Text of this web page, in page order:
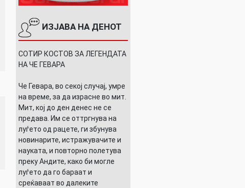
ИЗЈАВА НА ДЕНОТ
СОТИР КОСТОВ ЗА ЛЕГЕНДАТА
НА ЧЕ ГЕВАРА
Че Гевара, во секој случај, умре
на време, за да израсне во мит.
Мит, кој до ден денес не се
предава. Им се оттргнува на
луѓето од рацете, ги збунува
новинарите, истражувачите и
науката, и повторно полетува
преку Андите, како би могле
луѓето да го бараат и
среќаваат во далеките